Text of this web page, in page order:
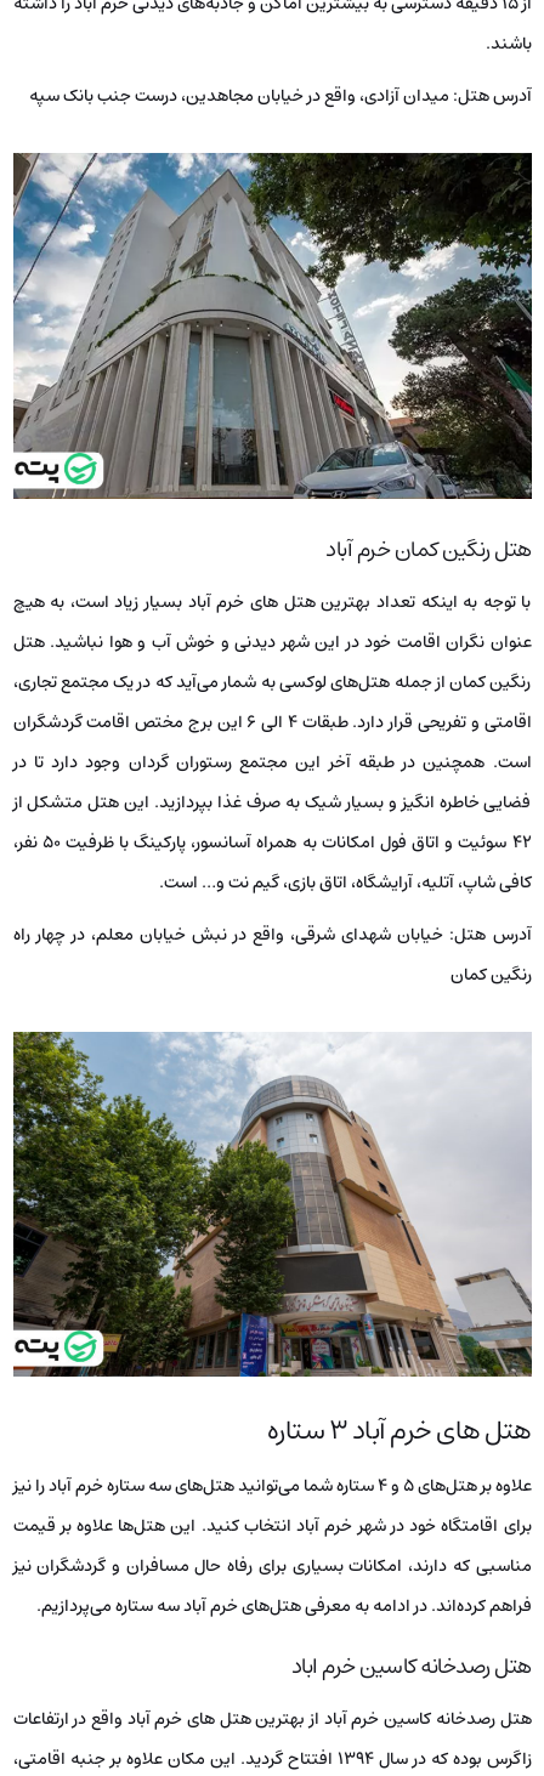
باشند.
آدرس هتل: میدان آزادی، واقع در خیابان مجاهدین، درست جنب بانک سپه
هتل رنگین کمان خرم آباد
با توجه به اینکه تعداد بهترین هتل‌ های خرم آباد بسیار زیاد است، به هیچ
عنوان نگران اقامت خود در این شهر دیدنی و خوش آب و هوا نباشید. هتل
رنگین کمان از جمله هتل‌های لوکسی به شمار می‌آید که در یک مجتمع تجاری،
اقامتی و تفریحی قرار دارد. طبقات ۴ الی ۶ این برج مختص اقامت گردشگران
است. همچنین در طبقه آخر این مجتمع رستوران گردان وجود دارد تا در
فضایی خاطره انگیز و بسیار شیک به صرف غذا بپردازید. این هتل متشکل از
۴۲ سوئیت و اتاق فول امکانات به همراه آسانسور، پارکینگ با ظرفیت ۵۰ نفر،
کافی شاپ، آتلیه، آرایشگاه، اتاق بازی، گیم نت و… است.
آدرس هتل: خیابان شهدای شرقی، واقع در نبش خیابان معلم، در چهار راه
رنگین کمان
هتل‌ های خرم آباد ۳ ستاره
علاوه بر هتل‌های ۵ و ۴ ستاره شما می‌توانید هتل‌های سه ستاره خرم آباد را نیز
برای اقامتگاه خود در شهر خرم آباد انتخاب کنید. این هتل‌ها علاوه بر قیمت
مناسبی که دارند، امکانات بسیاری برای رفاه حال مسافران و گردشگران نیز
فراهم کرده‌اند. در ادامه به معرفی هتل‌های خرم آباد سه ستاره می‌پردازیم.
هتل رصدخانه کاسین خرم اباد
هتل رصدخانه کاسین خرم آباد از بهترین هتل‌ های خرم آباد واقع در ارتفاعات
زاگرس بوده که در سال ۱۳۹۴ افتتاح گردید. این مکان علاوه بر جنبه اقامتی،